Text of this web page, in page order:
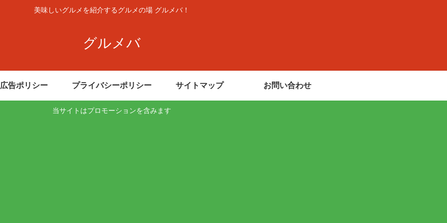
美味しいグルメを紹介するグルメの場 グルメバ！
グルメバ
広告ポリシー プライバシーポリシー サイトマップ お問い合わせ
当サイトはプロモーションを含みます